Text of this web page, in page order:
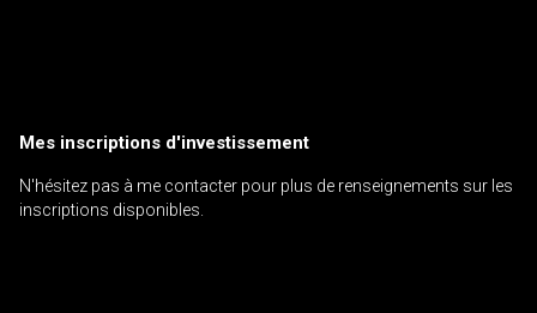
Mes inscriptions d'investissement
N'hésitez pas à me contacter pour plus de renseignements sur les
inscriptions disponibles.